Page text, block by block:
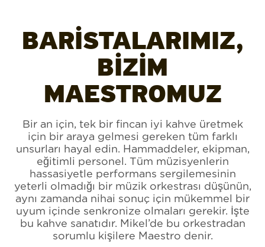
BARİSTALARIMIZ,
BİZİM
MAESTROMUZ
Bir an için, tek bir fincan iyi kahve üretmek
için bir araya gelmesi gereken tüm farklı
unsurları hayal edin. Hammaddeler, ekipman,
eğitimli personel. Tüm müzisyenlerin
hassasiyetle performans sergilemesinin
yeterli olmadığı bir müzik orkestrası düşünün,
aynı zamanda nihai sonuç için mükemmel bir
uyum içinde senkronize olmaları gerekir. İşte
bu kahve sanatıdır. Mikel’de bu orkestradan
sorumlu kişilere Maestro denir.